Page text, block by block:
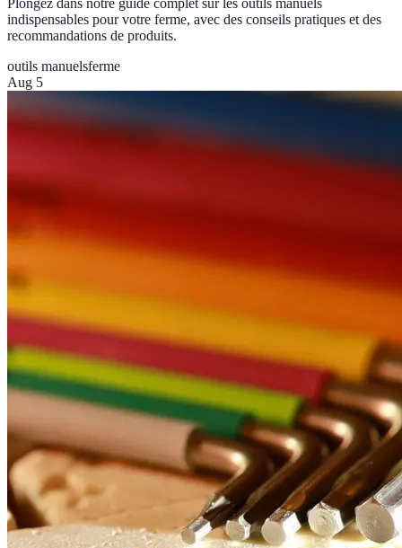
Plongez dans notre guide complet sur les outils manuels
indispensables pour votre ferme, avec des conseils pratiques et des
recommandations de produits.
outils manuelsferme
Aug 5